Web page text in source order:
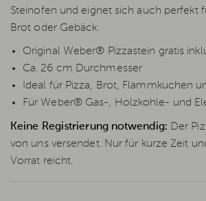
Steinofen und eignet sich auch perfekt
Brot oder Gebäck.
Original Weber® Pizzastein gratis
Ca. 26 cm Durchmesser
Ideal für Pizza, Brot, Flammkuchen
Für Weber® Gas-, Holzkohle- und
Keine Registrierung notwendig: Der
von uns versendet. Nur für kurze Zeit
Vorrat reicht.